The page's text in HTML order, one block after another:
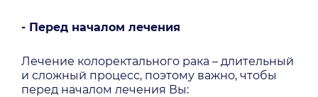
- Перед началом лечения
Лечение колоректального рака – длительный
и сложный процесс, поэтому важно, чтобы
перед началом лечения Вы: